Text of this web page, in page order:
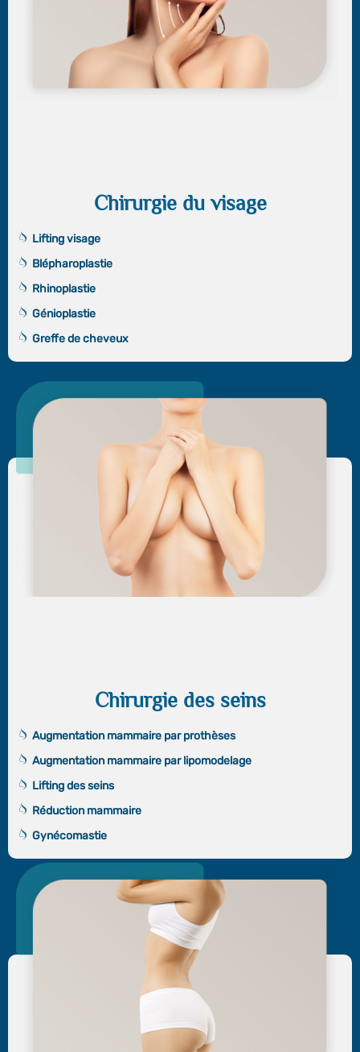
Chirurgie du visage
Lifting visage
Blépharoplastie
Rhinoplastie
Génioplastie
Greffe de cheveux
Chirurgie des seins
Augmentation mammaire par prothèses
Augmentation mammaire par lipomodelage
Lifting des seins
Réduction mammaire
Gynécomastie